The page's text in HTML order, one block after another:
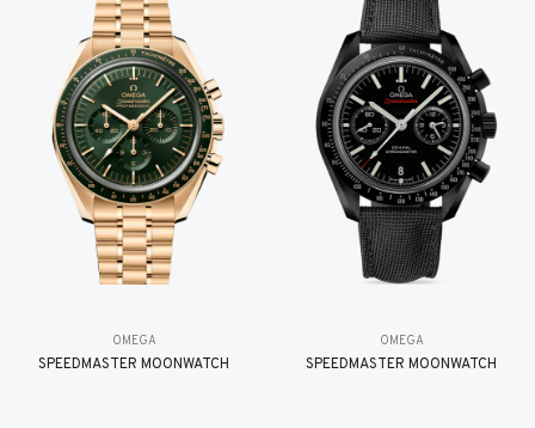
OMEGA
SPEEDMASTER MOONWATCH
OMEGA
SPEEDMASTER MOONWATCH